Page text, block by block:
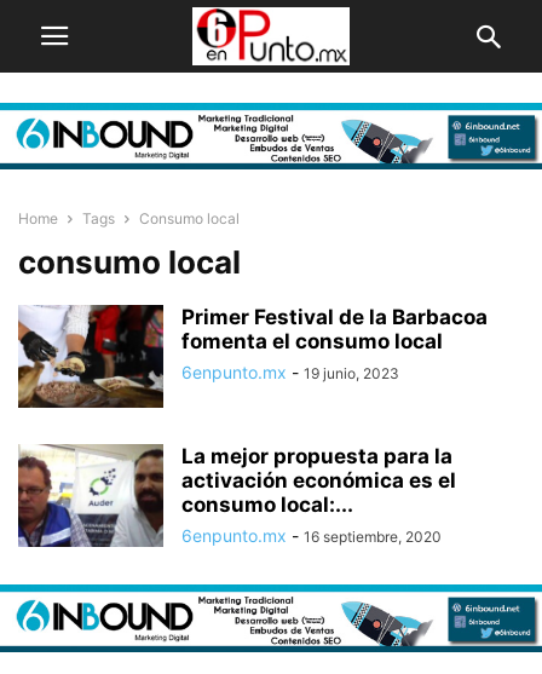
Home Tags Consumo local
consumo local
Primer Festival de la Barbacoa
fomenta el consumo local
6enpunto.mx - 19 junio, 2023
La mejor propuesta para la
activación económica es el
consumo local:...
6enpunto.mx - 16 septiembre, 2020